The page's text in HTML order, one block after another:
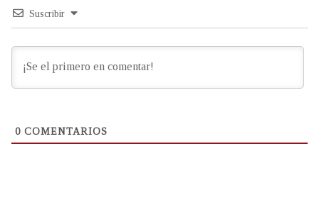
Suscribir
0 COMENTARIOS